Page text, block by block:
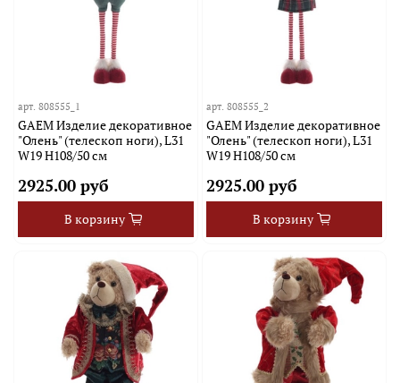
арт.808555_1
GAEM Изделие декоративное
"Олень" (телескоп ноги), L31
W19 H108/50 см
2925.00 руб
В корзину
арт. 808555_2
GAEM Изделие декоративное
"Олень" (телескоп ноги), L31
W19 H108/50 см
2925.00 руб
В корзину